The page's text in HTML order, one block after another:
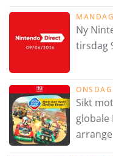
Ny
tirsdag
Sikt
globale